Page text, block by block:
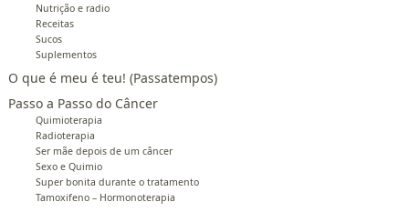
Nutrição e radio
Receitas
Sucos
Suplementos
O que é meu é teu! (Passatempos)
Passo a Passo do Câncer
Quimioterapia
Radioterapia
Ser mãe depois de um câncer
Sexo e Quimio
Super bonita durante o tratamento
Tamoxifeno – Hormonoterapia